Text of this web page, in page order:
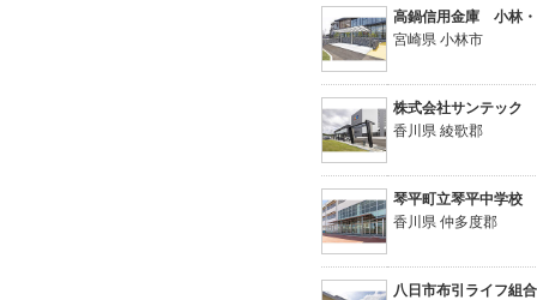
高鍋信用金庫 小林
宮崎県 小林市
株式会社サンテック
香川県 綾歌郡
琴平町立琴平中学校
香川県 仲多度郡
八日市布引ライフ組